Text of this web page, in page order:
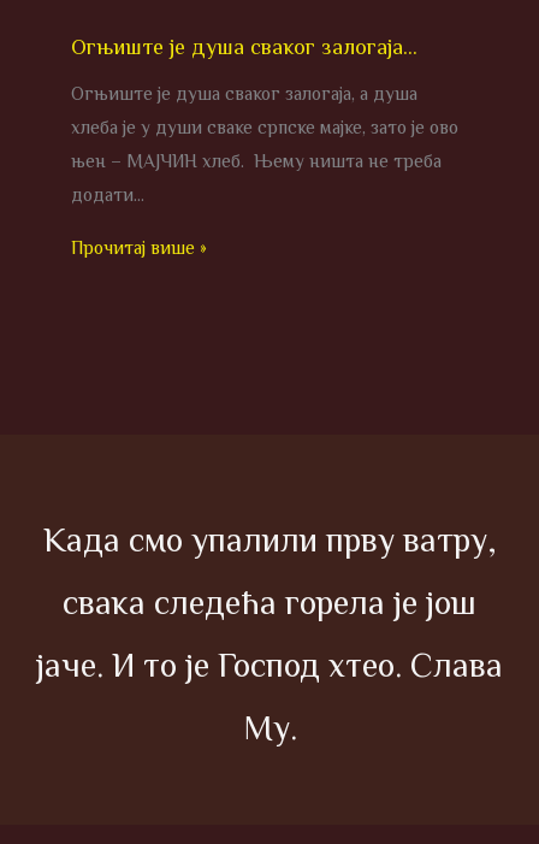
Огњиште је душа сваког залогаја…
Огњиште је душа сваког залогаја, а душа
хлеба је у души сваке српске мајке, зато је ово
њен – МАЈЧИН хлеб. Њему ништа не треба
додати…
Прочитај више »
Када смо упалили прву ватру,
свака следећа горела је још
јаче. И то је Господ хтео. Слава
Му.